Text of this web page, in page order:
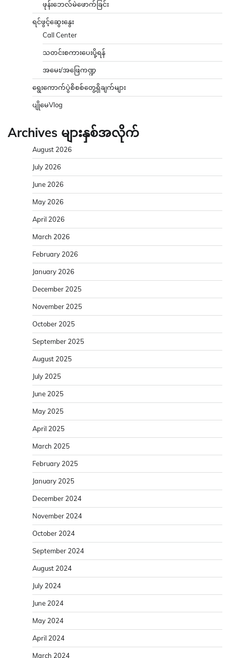
Archives များနှစ်အလိုက်
June 2026
May 2026
April 2026
March 2026
February 2026
January 2026
December 2025
November 2025
October 2025
September 2025
August 2025
July 2025
June 2025
May 2025
April 2025
March 2025
February 2025
January 2025
December 2024
November 2024
October 2024
September 2024
August 2024
July 2024
June 2024
May 2024
April 2024
March 2024
February 2024
January 2024
December 2023
November 2023
October 2023
September 2023